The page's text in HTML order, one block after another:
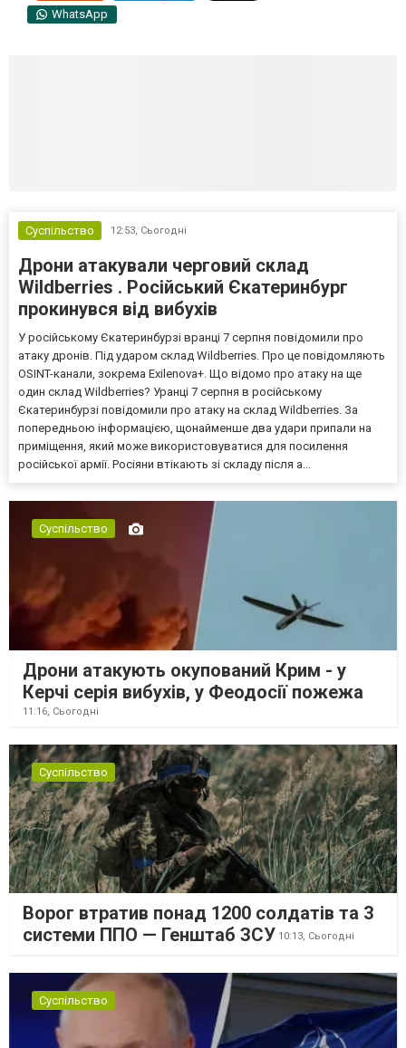
WhatsApp
Суспільство 12:53, Сьогодні
Дрони атакували черговий склад
Wildberries . Російський Єкатеринбург
прокинувся від вибухів
У російському Єкатеринбурзі вранці 7 серпня повідомили про
атаку дронів. Під ударом склад Wildberries. Про це повідомляють
OSINT-канали, зокрема Exilenova+. Що відомо про атаку на ще
один склад Wildberries? Уранці 7 серпня в російському
Єкатеринбурзі повідомили про атаку на склад Wildberries. За
попередньою інформацією, щонайменше два удари припали на
приміщення, який може використовуватися для посилення
російської армії. Росіяни втікають зі складу після а...
Суспільство
Дрони атакують окупований Крим - у
Керчі серія вибухів, у Феодосії пожежа
11:16, Сьогодні
Суспільство
Ворог втратив понад 1200 солдатів та 3
системи ППО — Генштаб ЗСУ 10:13, Сьогодні
Суспільство